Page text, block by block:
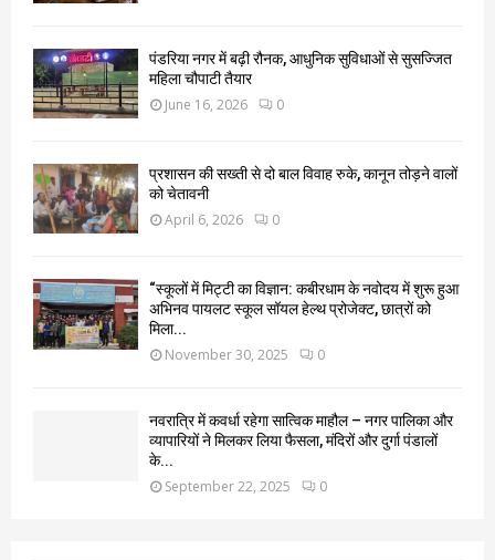
पंडरिया नगर में बढ़ी रौनक, आधुनिक सुविधाओं से सुसज्जित
महिला चौपाटी तैयार
June 16, 2026 0
प्रशासन की सख्ती से दो बाल विवाह रुके, कानून तोड़ने वालों
को चेतावनी
April 6, 2026 0
“स्कूलों में मिट्टी का विज्ञान: कबीरधाम के नवोदय में शुरू हुआ
अभिनव पायलट स्कूल सॉयल हेल्थ प्रोजेक्ट, छात्रों को
मिला...
November 30, 2025 0
नवरात्रि में कवर्धा रहेगा सात्विक माहौल – नगर पालिका और
व्यापारियों ने मिलकर लिया फैसला, मंदिरों और दुर्गा पंडालों
के...
September 22, 2025 0